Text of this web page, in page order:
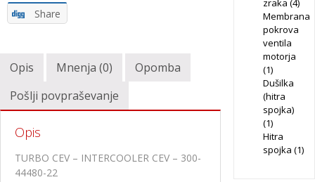
Share
Opis Mnenja (0)
Opomba
Pošlji povpraševanje
Opis
TURBO CEV – INTERCOOLER CEV – 300-
44480-22
zraka (4)
Membrana
pokrova
ventila
motorja
(1)
Dušilka
(hitra
spojka)
(1)
Hitra
spojka (1)